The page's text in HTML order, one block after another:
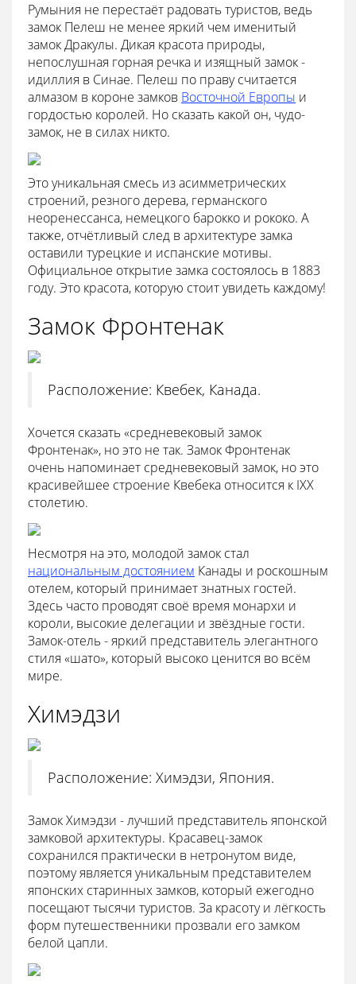
Румыния не перестаёт радовать туристов, ведь
замок Пелеш не менее яркий чем именитый
замок Дракулы. Дикая красота природы,
непослушная горная речка и изящный замок -
идиллия в Синае. Пелеш по праву считается
алмазом в короне замков Восточной Европы и
гордостью королей. Но сказать какой он, чудо-
замок, не в силах никто.
Это уникальная смесь из асимметрических
строений, резного дерева, германского
неоренессанса, немецкого барокко и рококо. А
также, отчётливый след в архитектуре замка
оставили турецкие и испанские мотивы.
Официальное открытие замка состоялось в 1883
году. Это красота, которую стоит увидеть каждому!
Замок Фронтенак
Расположение: Квебек, Канада.
Хочется сказать «средневековый замок
Фронтенак», но это не так. Замок Фронтенак
очень напоминает средневековый замок, но это
красивейшее строение Квебека относится к IXX
столетию.
Несмотря на это, молодой замок стал
национальным достоянием Канады и роскошным
отелем, который принимает знатных гостей.
Здесь часто проводят своё время монархи и
короли, высокие делегации и звёздные гости.
Замок-отель - яркий представитель элегантного
стиля «шато», который высоко ценится во всём
мире.
Химэдзи
Расположение: Химэдзи, Япония.
Замок Химэдзи - лучший представитель японской
замковой архитектуры. Красавец-замок
сохранился практически в нетронутом виде,
поэтому является уникальным представителем
японских старинных замков, который ежегодно
посещают тысячи туристов. За красоту и лёгкость
форм путешественники прозвали его замком
белой цапли.